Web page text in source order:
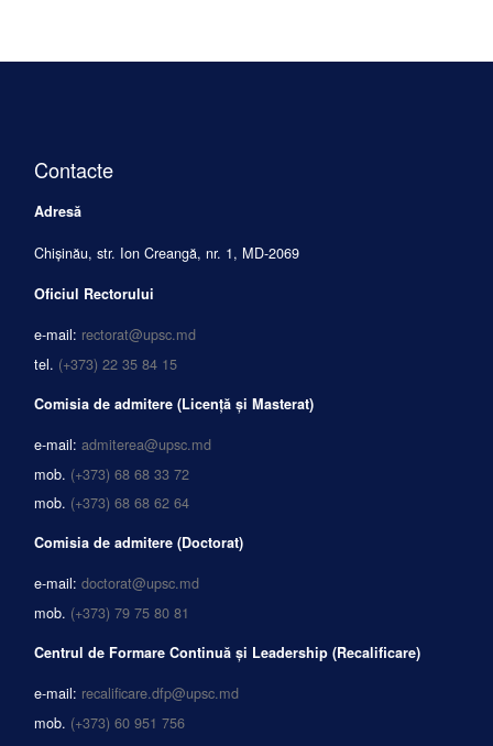
Contacte
Adresă
Chișinău, str. Ion Creangă, nr. 1, MD-2069
Oficiul Rectorului
e-mail: rectorat@upsc.md
tel. (+373) 22 35 84 15
Comisia de admitere (Licență și Masterat)
e-mail: admiterea@upsc.md
mob. (+373) 68 68 33 72
mob. (+373) 68 68 62 64
Comisia de admitere (Doctorat)
e-mail: doctorat@upsc.md
mob. (+373) 79 75 80 81
Centrul de Formare Continuă și Leadership (Recalificare)
e-mail: recalificare.dfp@upsc.md
mob. (+373) 60 951 756